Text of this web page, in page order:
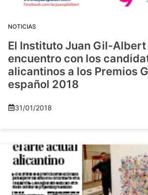
NOTICIAS
El Instituto Juan Gil-
encuentro con los
alicantinos a los Premios
español 2018
31/01/2018